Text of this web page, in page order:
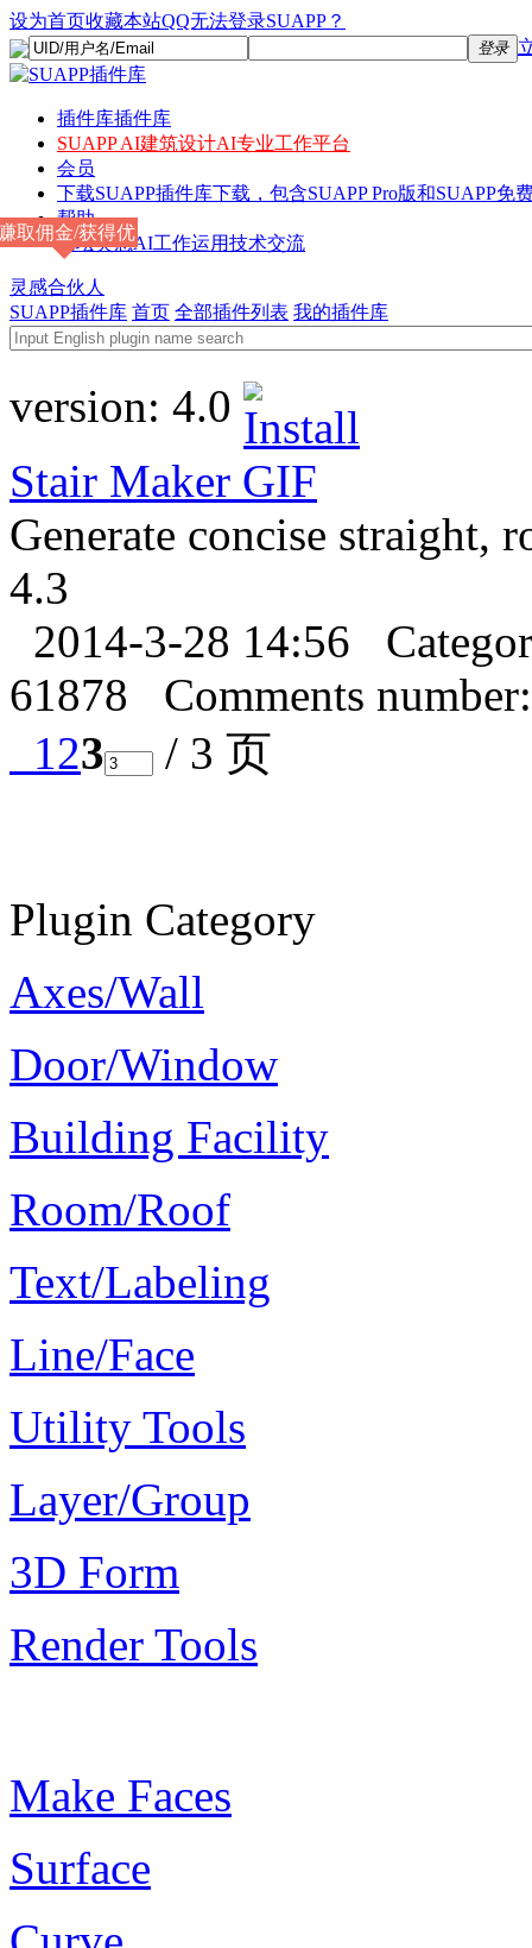
设为首页收藏本站QQ无法登录SUAPP？
登录
插件库插件库
SUAPP AI建筑设计AI专业工作平台
会员
下载SUAPP插件库下载，包含SUAPP Pro版和SUAPP免
帮助
论坛灵感AI工作运用技术交流
灵感合伙人
取佣金/获得优
惠
SUAPP插件库 首页 全部插件列表 我的插件库
version: 4.0
Stair Maker GIF
Generate concise straight,
4.3
2014-3-28 14:56
61878 Comments number:
123 / 3 页
Plugin Category
Axes/Wall
Door/Window
Building Facility
Room/Roof
Text/Labeling
Line/Face
Utility Tools
Layer/Group
3D Form
Render Tools
Make Faces
Surface